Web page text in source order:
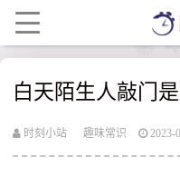
白天陌生人敲门
时刻小站 趣味常识 2023-